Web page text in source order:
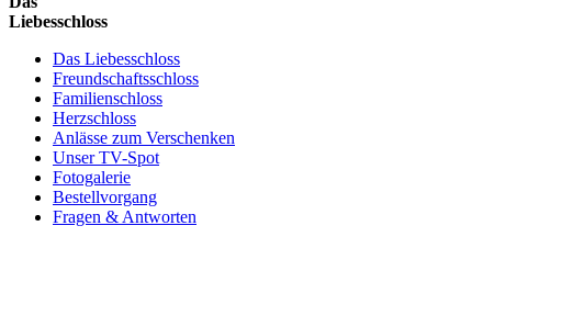
Liebesschloss
Das Liebesschloss
Freundschaftsschloss
Familienschloss
Herzschloss
Anlässe zum Verschenken
Unser TV-Spot
Fotogalerie
Bestellvorgang
Fragen & Antworten